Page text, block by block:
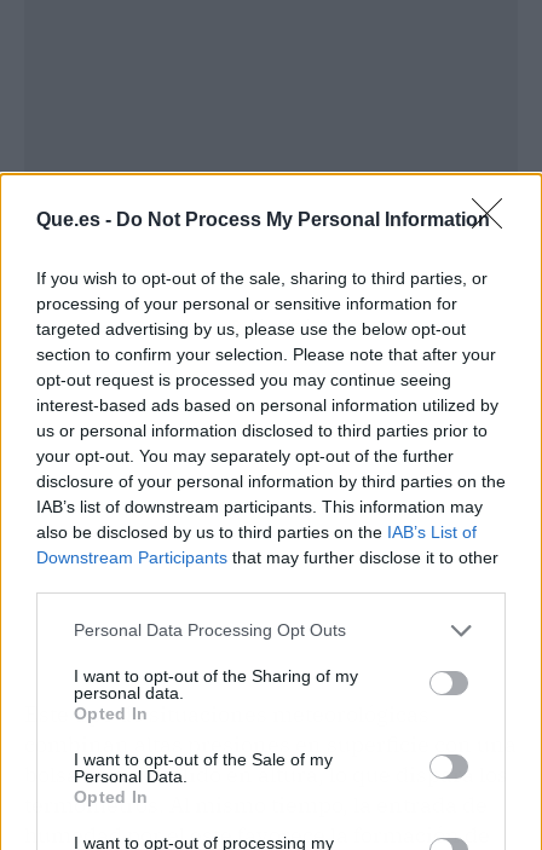
Que.es - Do Not Process My Personal Information
If you wish to opt-out of the sale, sharing to third parties, or
processing of your personal or sensitive information for
targeted advertising by us, please use the below opt-out
section to confirm your selection. Please note that after your
opt-out request is processed you may continue seeing
interest-based ads based on personal information utilized by
us or personal information disclosed to third parties prior to
your opt-out. You may separately opt-out of the further
disclosure of your personal information by third parties on the
IAB’s list of downstream participants. This information may
also be disclosed by us to third parties on the IAB’s List of
Downstream Participants that may further disclose it to other
Personal Data Processing Opt Outs
I want to opt-out of the Sharing of my
personal data.
Opted In
I want to opt-out of the Sale of my
Personal Data.
Opted In
I want to opt-out of processing my
Publicidad
Este tipo de situaciones meteorológicas
bolsa de aire cálido en altura, lo que dispara los
termómetros. Al mismo tiempo, la entrada de
humedad por el este favorece la formación de